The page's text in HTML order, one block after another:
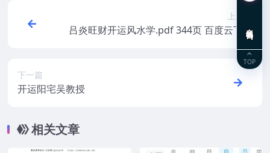
上一篇
吕炎旺财开运风水学.pdf 344页 百度云下载
下一篇
开运阳宅吴教授
相关文章
TOP